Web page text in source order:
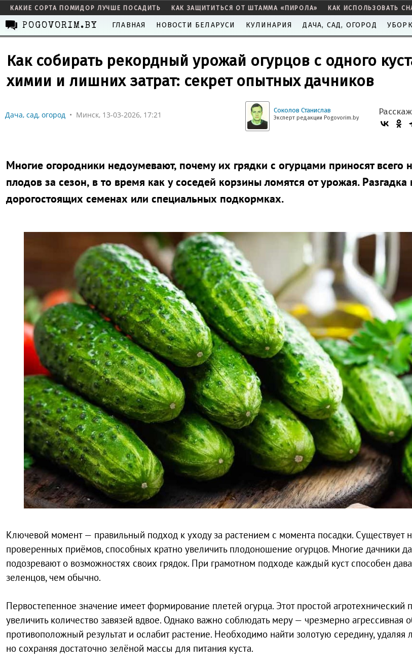
КАКИЕ СОРТА ПОМИДОР ЛУЧШЕ ПОСАДИТЬ КАК ЗАЩИТИТЬСЯ ОТ ШТАММА «ПИРОЛА» КАК ИСПОЛЬЗОВАТЬ
POGOVORIM.BY ГЛАВНАЯ НОВОСТИ БЕЛАРУСИ КУЛИНАРИЯ ДАЧА, САД, ОГОРОД
Как собирать рекордный урожай огурцов с одного
химии и лишних затрат: секрет опытных дачников
Дача, сад, огород • Минск, 13-03-2026, 17:21 Соколов Станислав
Эксперт редакции Pogovorim.by
Многие огородники недоумевают, почему их грядки с огурцами приносят всего
плодов за сезон, в то время как у соседей корзины ломятся от урожая. Разгадка
дорогостоящих семенах или специальных подкормках.
Ключевой момент — правильный подход к уходу за растением с момента посадки. Существует
проверенных приёмов, способных кратно увеличить плодоношение огурцов. Многие дачники
подозревают о возможностях своих грядок. При грамотном подходе каждый куст способен
зеленцов, чем обычно.
Первостепенное значение имеет формирование плетей огурца. Этот простой агротехнический
увеличить количество завязей вдвое. Однако важно соблюдать меру — чрезмерно агрессивная
противоположный результат и ослабит растение. Необходимо найти золотую середину, удаляя
но сохраняя достаточно зелёной массы для питания куста.